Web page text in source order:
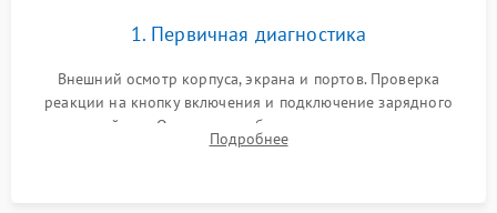
1. Первичная диагностика
Внешний осмотр корпуса, экрана и портов. Проверка
реакции на кнопку включения и подключение зарядного
устройства. Оценка потребления тока с помощью
лабораторного блока питания для локализации проблемы.
Подробнее